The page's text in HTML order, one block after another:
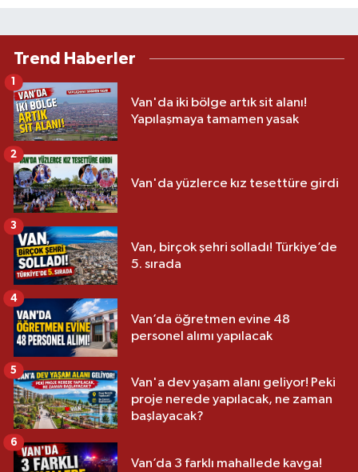
Trend Haberler
Van'da iki bölge artık sit alanı!
Yapılaşmaya tamamen yasak
1
Van'da yüzlerce kız tesettüre girdi
2
Van, birçok şehri solladı! Türkiye’de
5. sırada
3
Van’da öğretmen evine 48
personel alımı yapılacak
4
Van'a dev yaşam alanı geliyor! Peki
proje nerede yapılacak, ne zaman
başlayacak?
5
Van’da 3 farklı mahallede kavga!
6